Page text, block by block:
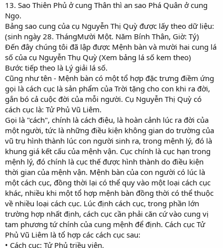
13. Sao Thiên Phủ ở cung Thân thì an sao Phá Quân ở cung
Ngọ.
Bảng sao cung của cụ Nguyễn Thị Quỳ được lấy theo dữ liệu:
(sinh ngày 28. ThángMười Một. Năm Bính Thân, Giờ: Tý)
Đến đây chúng tôi đã lập được Mệnh bàn và mười hai cung lá
số của cụ Nguyễn Thụ Quỳ (Xem bảng lá số kem theo)
Bước tiếp theo là Lý giải lá số.
Cũng như tên - Mệnh bàn có một tổ hợp đặc trưng điềm ứng
gọi là cách cục là sản phẩm của Trời tặng cho con khi ra đời,
gắn bó cả cuộc đời của mỗi người. Cụ Nguyễn Thị Quỳ có
cách cục là: Tử Phủ Vũ Liêm.
Gọi là "cách", chính là cách điệu, là hoàn cảnh lúc ra đời của
một người, tức là những điều kiện không gian do trường của
vũ trụ hình thành lúc con người sinh ra, trong mệnh lý, đó là
khung giá kết cấu của mệnh vận. Cục chính là cục hạn trong
mệnh lý, đó chính là cục thế được hình thành do điều kiện
thời gian của mệnh vận. Mệnh bàn của con người có lúc là
một cách cục, đồng thời lại có thể quy vào một loại cách cục
khác, nhiều khi một tổ hợp mệnh bàn đồng thời có thể thuộc
về nhiều loại cách cục. Lúc định cách cục, trong phần lớn
trường hợp nhất định, cách cục cần phải căn cứ vào cung vị
tam phương tứ chính của cung mệnh để định. Cách cục Tử
Phủ Vũ Liêm là tổ hợp các cách cục sau:
• Cách cục: Tử Phủ triều viên.